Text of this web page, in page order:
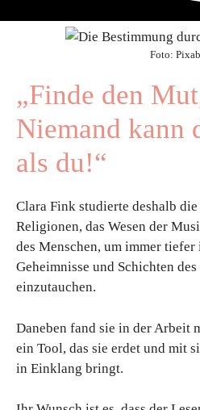
Foto:
„Finde den
Niemand kann
als du!“
Clara Fink studierte deshalb
Religionen, das Wesen der
des Menschen, um immer
Geheimnisse und Schichten
einzutauchen.
Daneben fand sie in der Arbeit
ein Tool, das sie erdet und mit
in Einklang bringt.